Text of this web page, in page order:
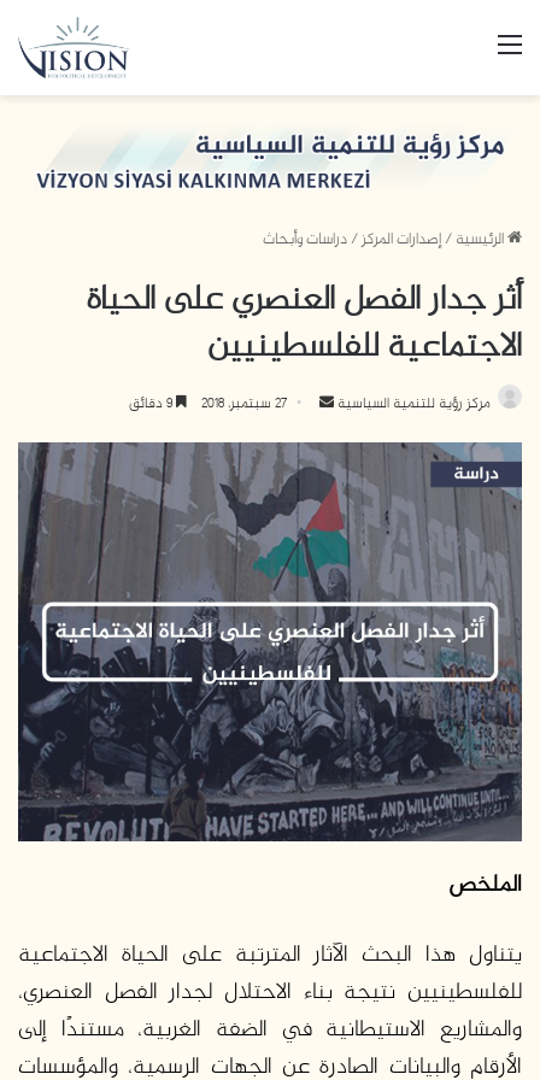
الرئيسية/إصدارات المركز/دراسات وأبحاث
أثر جدار الفصل العنصري على الحياة
الاجتماعية للفلسطينيين
مركز رؤية للتنمية السياسية
س
ب
ي
د
ا
إ
ل
ك
ر
و
ن
27 سبتمبر، 2018
الملخص
يتناول هذا البحث الآثار المترتبة على الحياة الاجتماعية
للفلسطينيين نتيجة بناء الاحتلال لجدار الفصل العنصري،
والمشاريع الاستيطانية في الضفة الغربية، مستندًا إلى
الأرقام والبيانات الصادرة عن الجهات الرسمية، والمؤسسات